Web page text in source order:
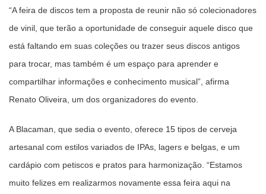
“A feira de discos tem a proposta de reunir não só colecionadores
de vinil, que terão a oportunidade de conseguir aquele disco que
está faltando em suas coleções ou trazer seus discos antigos
para trocar, mas também é um espaço para aprender e
compartilhar informações e conhecimento musical”, afirma
Renato Oliveira, um dos organizadores do evento.
A Blacaman, que sedia o evento, oferece 15 tipos de cerveja
artesanal com estilos variados de IPAs, lagers e belgas, e um
cardápio com petiscos e pratos para harmonização. “Estamos
muito felizes em realizarmos novamente essa feira aqui na